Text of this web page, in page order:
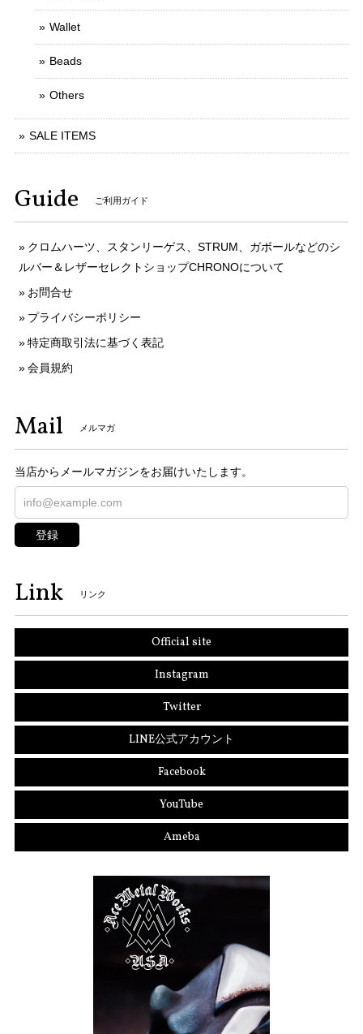
Wallet
Beads
Others
SALE ITEMS
Guide ご利用ガイド
クロムハーツ、スタンリーゲス、STRUM、ガボールなどのシ
ルバー＆レザーセレクトショップCHRONOについて
お問合せ
プライバシーポリシー
特定商取引法に基づく表記
会員規約
Mail メルマガ
当店からメールマガジンをお届けいたします。
登録
Link リンク
Official site
Instagram
Twitter
LINE公式アカウント
Facebook
YouTube
Ameba